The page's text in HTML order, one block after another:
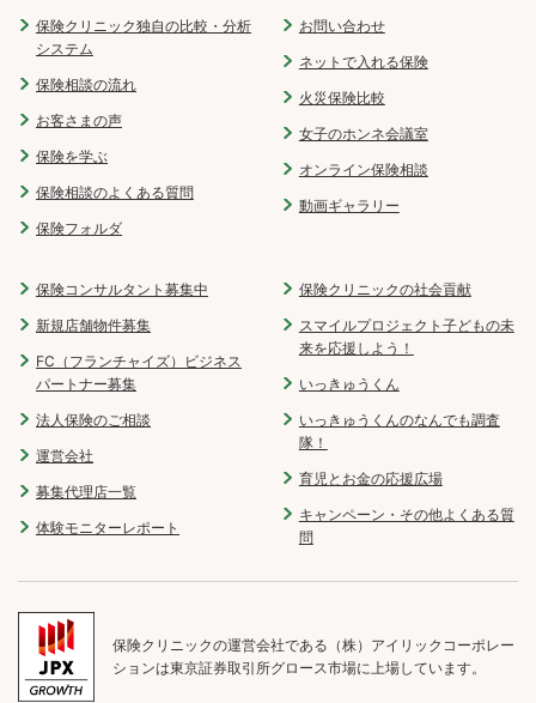
保険クリニック独自の比較・分析
システム
保険相談の流れ
お客さまの声
保険を学ぶ
保険相談のよくある質問
保険フォルダ
お問い合わせ
ネットで入れる保険
火災保険比較
女子のホンネ会議室
オンライン保険相談
動画ギャラリー
保険コンサルタント募集中
新規店舗物件募集
FC（フランチャイズ）ビジネス
パートナー募集
法人保険のご相談
運営会社
募集代理店一覧
体験モニターレポート
保険クリニックの社会貢献
スマイルプロジェクト子どもの未
来を応援しよう！
いっきゅうくん
いっきゅうくんのなんでも調査
隊！
育児とお金の応援広場
キャンペーン・その他よくある質
問
保険クリニックの運営会社である（株）アイリックコーポレー
ションは東京証券取引所グロース市場に上場しています。